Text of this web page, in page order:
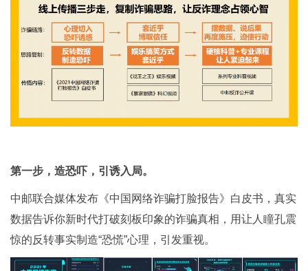
第一步，造恐吓，引诱入局。
中邮联合媒体发布《中国网络诈骗打脸报告》白皮书，真实
数据告诉你新时代打破刻板印象的诈骗真相，用让人瞳孔震
惊的反转事实制造“恐慌”心理，引发重视。